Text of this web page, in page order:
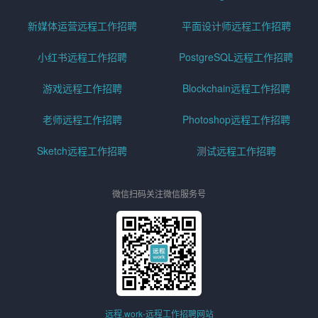
新媒体运营远程工作招聘 平面设计师远程工作招聘
小红书远程工作招聘 PostgreSQL远程工作招聘
游戏远程工作招聘 Blockchain远程工作招聘
老师远程工作招聘 Photoshop远程工作招聘
Sketch远程工作招聘 测试远程工作招聘
微信扫码关注微信服务号
远程.work-远程工作招聘网站